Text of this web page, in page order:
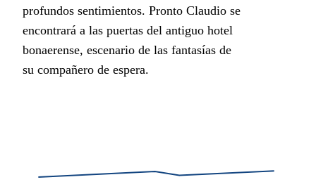
profundos sentimientos. Pronto Claudio se
encontrará a las puertas del antiguo hotel
bonaerense, escenario de las fantasías de
su compañero de espera.